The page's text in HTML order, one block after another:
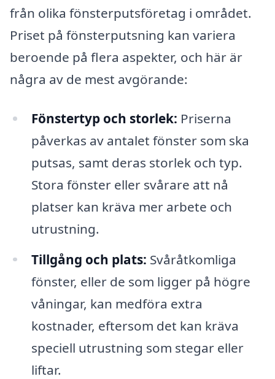
från olika fönsterputsföretag i området.
Priset på fönsterputsning kan variera
beroende på flera aspekter, och här är
några av de mest avgörande:
Fönstertyp och storlek: Priserna
påverkas av antalet fönster som ska
putsas, samt deras storlek och typ.
Stora fönster eller svårare att nå
platser kan kräva mer arbete och
utrustning.
Tillgång och plats: Svåråtkomliga
fönster, eller de som ligger på högre
våningar, kan medföra extra
kostnader, eftersom det kan kräva
speciell utrustning som stegar eller
liftar.